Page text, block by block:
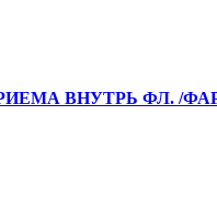
ВНУТРЬ ФЛ. /